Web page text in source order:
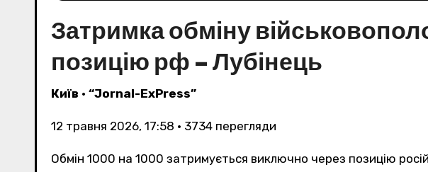
Затримка обміну
позицію рф – Лубінець
Київ • “Jornal-ExPress”
12 травня 2026, 17:58 • 3734 перегляди
Обмін 1000 на 1000 затримується виключно через позицію